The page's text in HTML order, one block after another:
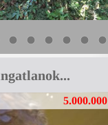
5.000.000